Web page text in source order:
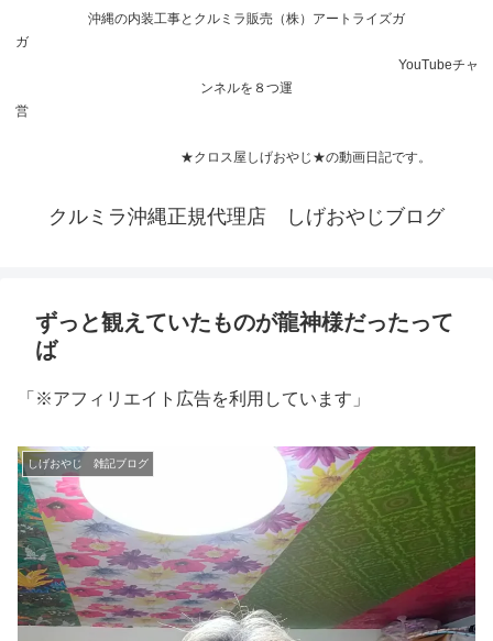
沖縄の内装工事とクルミラ販売（株）アートライズガ
ガ
YouTubeチャ
ンネルを８つ運
営
★クロス屋しげおやじ★の動画日記です。
クルミラ沖縄正規代理店 しげおやじブログ
ずっと観えていたものが龍神様だったって
ば
「※アフィリエイト広告を利用しています」
しげおやじ 雑記ブログ